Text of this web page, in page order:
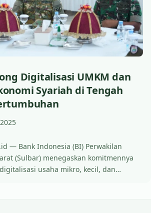
Digitalisasi UMKM dan
Syariah di Tengah
— Bank Indonesia (BI) Perwakilan
(Sulbar) menegaskan komitmennya
usaha mikro, kecil, dan…